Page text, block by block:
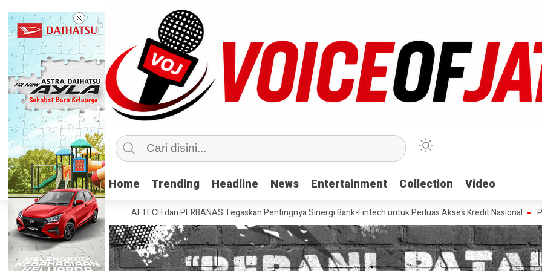
Home Trending Headline News Entertainment Collection Video
Home Trending Headline News Entertainment Collection Video
di Tahun Kedua AFTECH dan PERBANAS Tegaskan Pentingnya Sinergi Bank-Fintech untuk Perluas Akses Kredit Nasional Pevita Pearce